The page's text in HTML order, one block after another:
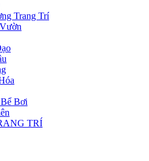
Trang Trí
Bơi
TRÍ